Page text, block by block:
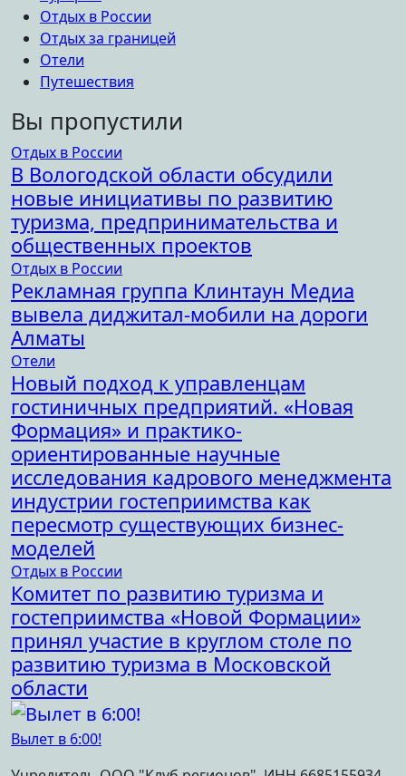
Отдых в России
Отдых за границей
Отели
Путешествия
Вы пропустили
Отдых в России
В Вологодской области обсудили
новые инициативы по развитию
туризма, предпринимательства и
общественных проектов
Отдых в России
Рекламная группа Клинтаун Медиа
вывела диджитал-мобили на дороги
Алматы
Отели
Новый подход к управленцам
гостиничных предприятий. «Новая
Формация» и практико-
ориентированные научные
исследования кадрового менеджмента
индустрии гостеприимства как
пересмотр существующих бизнес-
моделей
Отдых в России
Комитет по развитию туризма и
гостеприимства «Новой Формации»
принял участие в круглом столе по
развитию туризма в Московской
области
Вылет в 6:00!